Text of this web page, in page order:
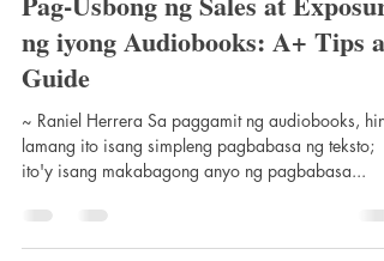
Nob 1, 2023
8 (na) min nang nabasa
Pag-Usbong ng Sales at Exposure
ng iyong Audiobooks: A+ Tips at
Guide